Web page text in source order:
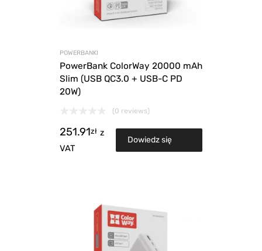
POWERBANKI
PowerBank ColorWay 20000 mAh
Slim (USB QC3.0 + USB-C PD
20W)
(0 reviews)
251.91zł z
VAT
Dowiedz się